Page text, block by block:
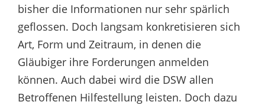
bisher die Informationen nur sehr spärlich
geflossen. Doch langsam konkretisieren sich
Art, Form und Zeitraum, in denen die
Gläubiger ihre Forderungen anmelden
können. Auch dabei wird die DSW allen
Betroffenen Hilfestellung leisten. Doch dazu